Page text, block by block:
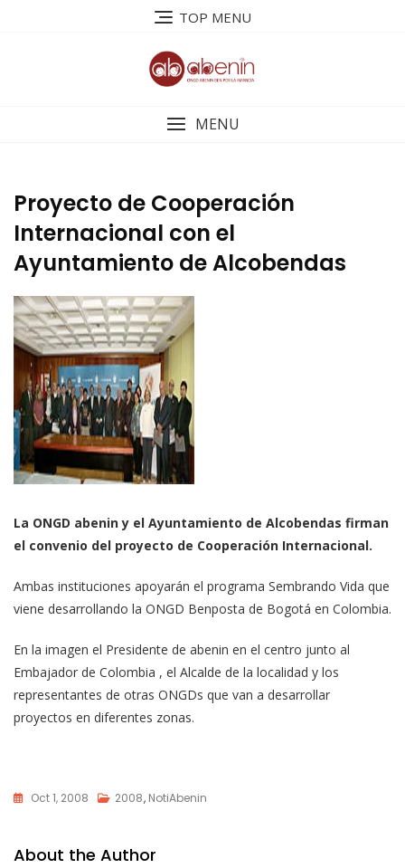
TOP MENU
MENU
Proyecto de Cooperación
Internacional con el
Ayuntamiento de Alcobendas
La ONGD abenin y el Ayuntamiento de Alcobendas firman
el convenio del proyecto de Cooperación Internacional.
Ambas instituciones apoyarán el programa Sembrando Vida que
viene desarrollando la ONGD Benposta de Bogotá en Colombia.
En la imagen el Presidente de abenin en el centro junto al
Embajador de Colombia , el Alcalde de la localidad y los
representantes de otras ONGDs que van a desarrollar
proyectos en diferentes zonas.
Oct 1, 2008 2008, NotiAbenin
About the Author